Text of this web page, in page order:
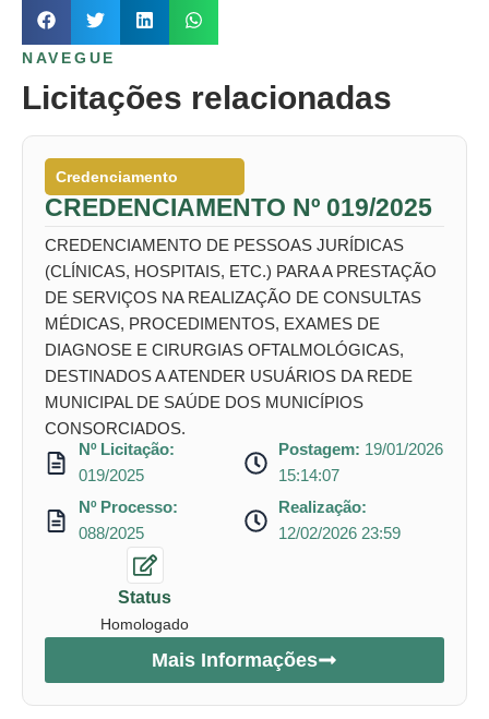
NAVEGUE
Licitações relacionadas
Credenciamento
CREDENCIAMENTO Nº 019/2025
CREDENCIAMENTO DE PESSOAS JURÍDICAS
(CLÍNICAS, HOSPITAIS, ETC.) PARA A PRESTAÇÃO
DE SERVIÇOS NA REALIZAÇÃO DE CONSULTAS
MÉDICAS, PROCEDIMENTOS, EXAMES DE
DIAGNOSE E CIRURGIAS OFTALMOLÓGICAS,
DESTINADOS A ATENDER USUÁRIOS DA REDE
MUNICIPAL DE SAÚDE DOS MUNICÍPIOS
CONSORCIADOS.
Nº Licitação:
019/2025
Nº Processo:
088/2025
Postagem: 19/01/2026
15:14:07
Realização:
12/02/2026 23:59
Status
Homologado
Mais Informações